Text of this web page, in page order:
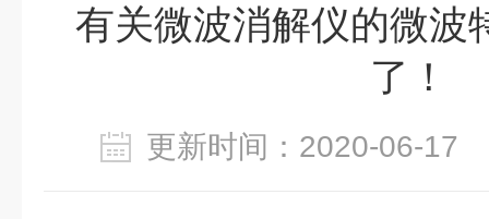
有关微波消解仪的微波
了！
更新时间：2020-06-